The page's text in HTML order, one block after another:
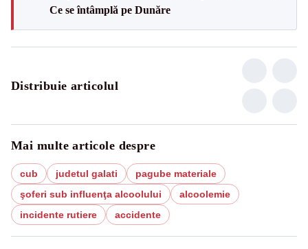
Ce se întâmplă pe Dunăre
Distribuie articolul
Mai multe articole despre
cub judetul galati
pagube materiale
şoferi sub influenţa alcoolului
alcoolemie
incidente rutiere
accidente